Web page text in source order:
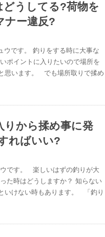
うしてる?荷物を
ナー違反?
です。 釣りをする時に大事な
ポイントに入りたいので場所を
思います。 でも場所取りで揉め
りから揉め事に発
ればいい?
です。 楽しいはずの釣りが大
た時はどうしますか？ 知らない
いけない時もあります。 「釣り